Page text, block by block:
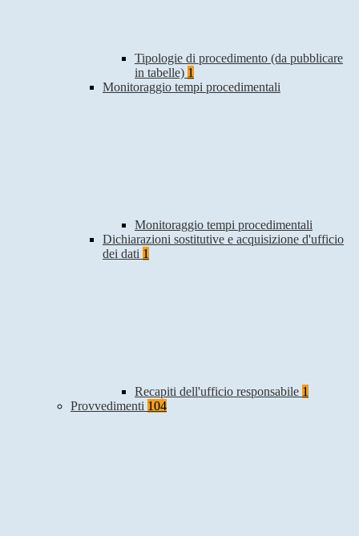
Tipologie di procedimento (da pubblicare
in tabelle) 1
Monitoraggio tempi procedimentali
Monitoraggio tempi procedimentali
Dichiarazioni sostitutive e acquisizione d'ufficio
dei dati 1
Recapiti dell'ufficio responsabile 1
Provvedimenti 104